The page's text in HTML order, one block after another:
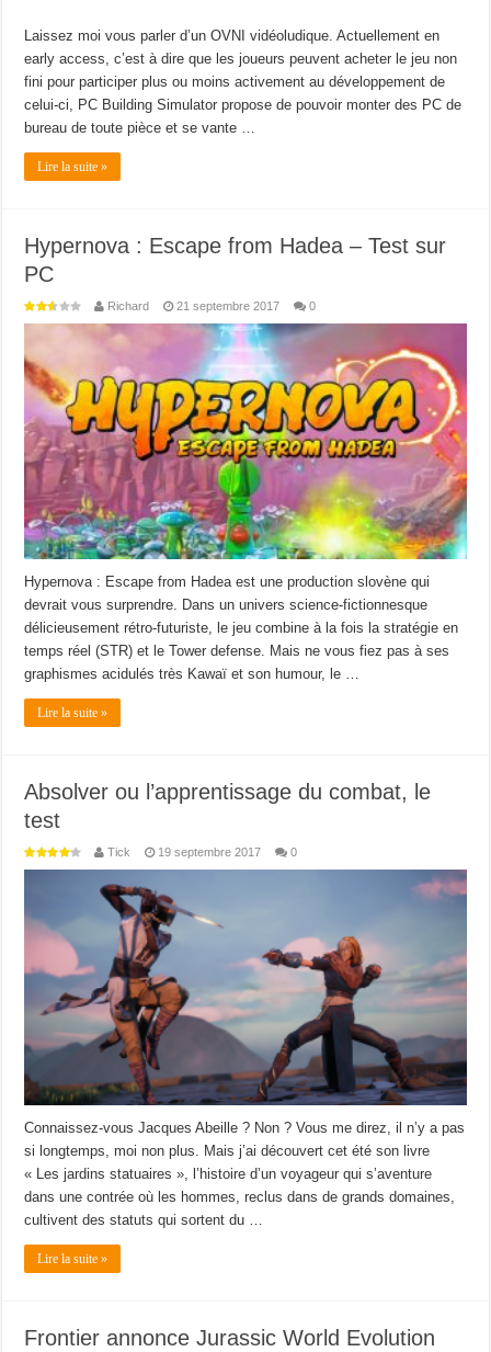
Laissez moi vous parler d’un OVNI vidéoludique. Actuellement en
early access, c’est à dire que les joueurs peuvent acheter le jeu non
fini pour participer plus ou moins activement au développement de
celui-ci, PC Building Simulator propose de pouvoir monter des PC de
bureau de toute pièce et se vante …
Lire la suite »
Hypernova : Escape from Hadea – Test sur
PC
Richard 21 septembre 2017 0
Hypernova : Escape from Hadea est une production slovène qui
devrait vous surprendre. Dans un univers science-fictionnesque
délicieusement rétro-futuriste, le jeu combine à la fois la stratégie en
temps réel (STR) et le Tower defense. Mais ne vous fiez pas à ses
graphismes acidulés très Kawaï et son humour, le …
Lire la suite »
Absolver ou l’apprentissage du combat, le
test
Tick 19 septembre 2017 0
Connaissez-vous Jacques Abeille ? Non ? Vous me direz, il n’y a pas
si longtemps, moi non plus. Mais j’ai découvert cet été son livre
« Les jardins statuaires », l’histoire d’un voyageur qui s’aventure
dans une contrée où les hommes, reclus dans de grands domaines,
cultivent des statuts qui sortent du …
Lire la suite »
Frontier annonce Jurassic World Evolution